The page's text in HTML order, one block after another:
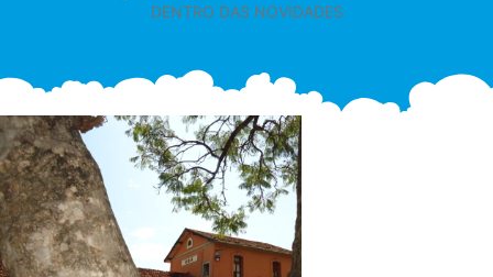
DENTRO DAS NOVIDADES